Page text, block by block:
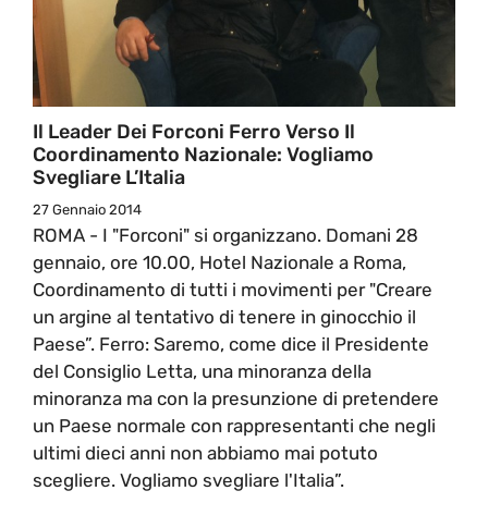
Il Leader Dei Forconi Ferro Verso Il
Coordinamento Nazionale: Vogliamo
Svegliare L’Italia
27 Gennaio 2014
ROMA - I "Forconi" si organizzano. Domani 28
gennaio, ore 10.00, Hotel Nazionale a Roma,
Coordinamento di tutti i movimenti per "Creare
un argine al tentativo di tenere in ginocchio il
Paese”. Ferro: Saremo, come dice il Presidente
del Consiglio Letta, una minoranza della
minoranza ma con la presunzione di pretendere
un Paese normale con rappresentanti che negli
ultimi dieci anni non abbiamo mai potuto
scegliere. Vogliamo svegliare l'Italia”.